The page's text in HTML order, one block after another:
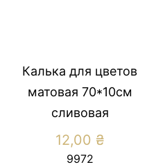
Калька для цветов
матовая 70*10см
сливовая
12,00 ₴
9972